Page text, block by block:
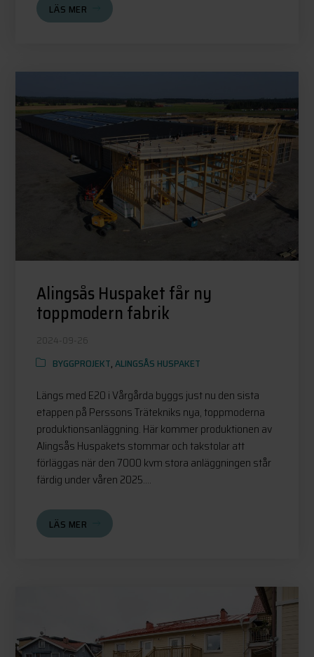
LÄS MER
Alingsås Huspaket får ny
toppmodern fabrik
2024-09-26
BYGGPROJEKT,ALINGSÅS HUSPAKET
Längs med E20 i Vårgårda byggs just nu den sista
etappen på Perssons Trätekniks nya, toppmoderna
produktionsanläggning. Här kommer produktionen av
Alingsås Huspakets stommar och takstolar att
förläggas när den 7000 kvm stora anläggningen står
färdig under våren 2025....
LÄS MER